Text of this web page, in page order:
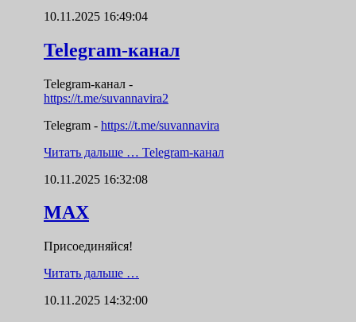
10.11.2025 16:49:04
Telegram-канал
Telegram-канал -
https://t.me/suvannavira2
Telegram - https://t.me/suvannavira
Читать дальше … Telegram-канал
10.11.2025 16:32:08
MAX
Присоединяйся!
Читать дальше …
10.11.2025 14:32:00